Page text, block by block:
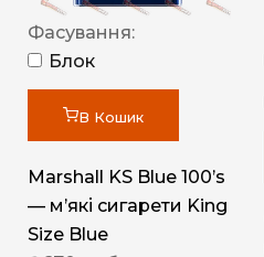
Фасування:
Блок
В Кошик
Marshall KS Blue 100’s
— м’які сигарети King
Size Blue